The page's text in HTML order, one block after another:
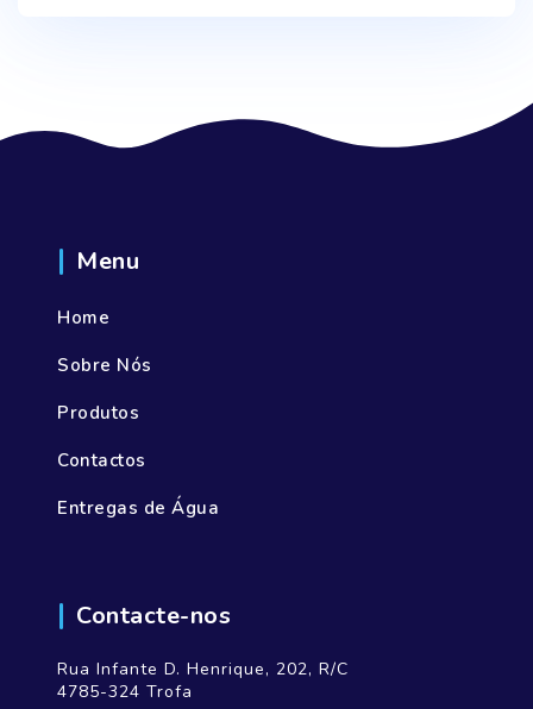
Menu
Home
Sobre Nós
Produtos
Contactos
Entregas de Água
Contacte-nos
Rua Infante D. Henrique, 202, R/C
4785-324 Trofa